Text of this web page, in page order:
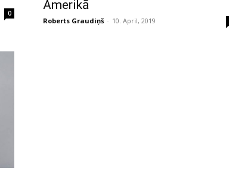
0
Amerikā
Roberts Graudiņš - 10. April, 2019